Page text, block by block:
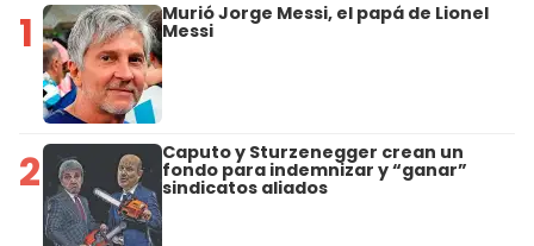
1 Murió Jorge Messi, el papá de Lionel
Messi
2 Caputo y Sturzenegger crean un
fondo para indemnizar y “ganar”
sindicatos aliados